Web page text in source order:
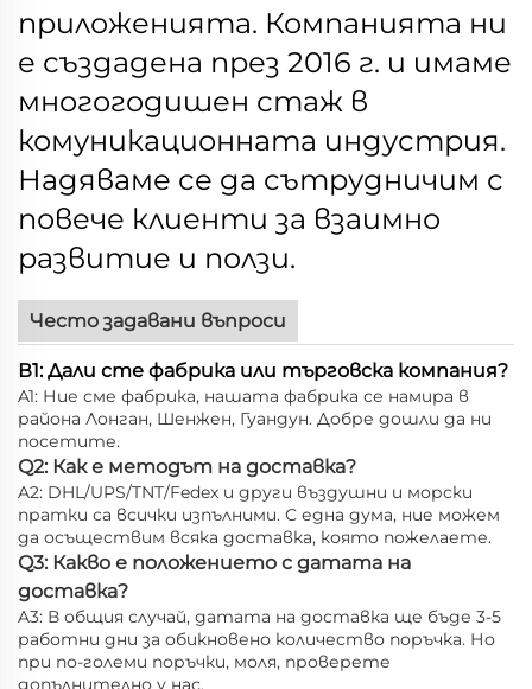
приложенията. Компанията ни
е създадена през 2016 г. и имаме
многогодишен стаж в
комуникационната индустрия.
Надяваме се да сътрудничим с
повече клиенти за взаимно
развитие и ползи.
Често задавани въпроси
В1: Дали сте фабрика или търговска компания?
A1: Ние сме фабрика, нашата фабрика се намира в
района Лонган, Шенжен, Гуандун. Добре дошли да ни
посетите.
Q2: Как е методът на доставка?
A2: DHL/UPS/TNT/Fedex и други въздушни и морски
пратки са всички изпълними. С една дума, ние можем
да осъществим всяка доставка, която пожелаете.
Q3: Какво е положението с датата на
доставка?
A3: В общия случай, датата на доставка ще бъде 3-5
работни дни за обикновено количество поръчка. Но
при по-големи поръчки, моля, проверете
допълнително у нас.